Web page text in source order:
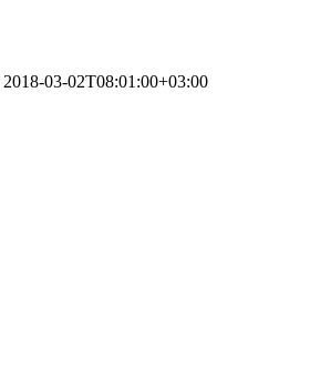
2018-03-02T08:01:00+03:00